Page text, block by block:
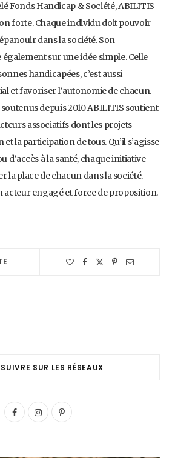
Fonds Handicap & Société, ABILITIS
forte. Chaque individu doit pouvoir
dans la société. Son
sur une idée simple. Celle
handicapées, c’est aussi
et favoriser l’autonomie de chacun.
depuis 2010 ABILITIS soutient
associatifs dont les projets
la participation de tous. Qu’il s’agisse
d’accès à la santé, chaque initiative
la place de chacun dans la société.
acteur engagé et force de proposition.
SUR LES RÉSEAUX
F
I
P